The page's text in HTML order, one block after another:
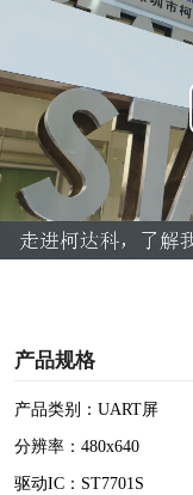
产品规格
产品类别：UART屏
分辨率：480x640
驱动IC：ST7701S